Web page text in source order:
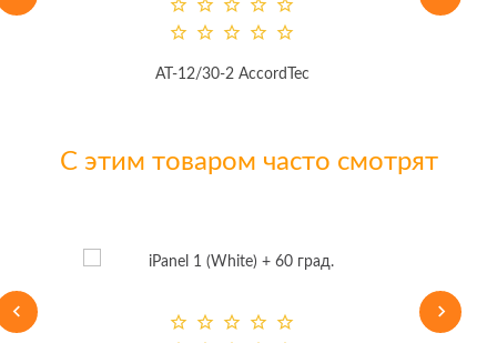
AT-12/30-2 AccordTec
С этим товаром часто смотрят